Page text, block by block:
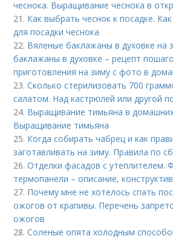
чеснока. Выращивание чеснока в
21. Как выбрать чеснок к посадке.
для посадки чеснока
22. Вяленые баклажаны в духовке на
баклажаны в духовке – рецепт
приготовления на зиму с фото в
23.Сколько стерилизовать 700
салатом. Над кастрюлей или другой
24. Выращивание тимьяна в
Выращивание тимьяна
25. Когда собирать чабрец и как
заготавливать на зиму. Правила по
26.Отделки фасадов с утеплителем.
термопанели – описание, конструктив
27. Почему мне не хотелось спать
ожогов от крапивы. Перечень
ожогов
28.Соленые опята холодным